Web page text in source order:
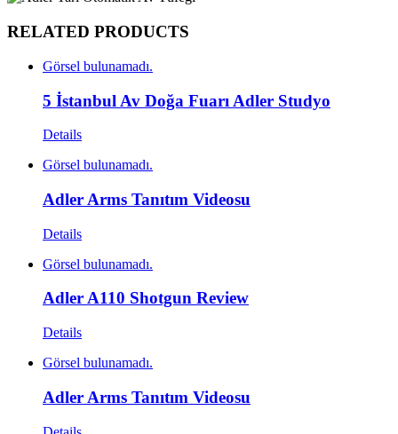
RELATED PRODUCTS
Görsel bulunamadı.
5 İstanbul Av Doğa Fuarı Adler Studyo
Details
Görsel bulunamadı.
Adler Arms Tanıtım Videosu
Details
Görsel bulunamadı.
Adler A110 Shotgun Review
Details
Görsel bulunamadı.
Adler Arms Tanıtım Videosu